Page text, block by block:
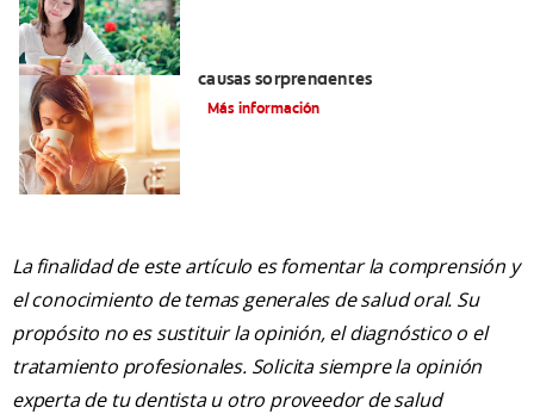
causas sorprendentes
Más información
La finalidad de este artículo es fomentar la comprensión y
el conocimiento de temas generales de salud oral. Su
propósito no es sustituir la opinión, el diagnóstico o el
tratamiento profesionales. Solicita siempre la opinión
experta de tu dentista u otro proveedor de salud